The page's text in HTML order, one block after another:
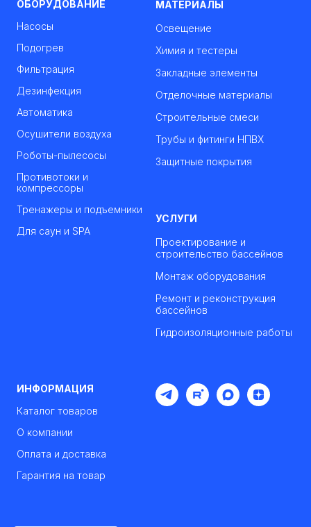
ОБОРУДОВАНИЕ
Насосы
Подогрев
Фильтрация
Дезинфекция
Автоматика
Осушители воздуха
Роботы-пылесосы
Противотоки и
компрессоры
Тренажеры и подъемники
Для саун и SPA
МАТЕРИАЛЫ
Освещение
Химия и тестеры
Закладные элементы
Отделочные материалы
Строительные смеси
Трубы и фитинги НПВХ
Защитные покрытия
УСЛУГИ
Проектирование и
строительство бассейнов
Монтаж оборудования
Ремонт и реконструкция
бассейнов
Гидроизоляционные работы
ИНФОРМАЦИЯ
Каталог товаров
О компании
Оплата и доставка
Гарантия на товар